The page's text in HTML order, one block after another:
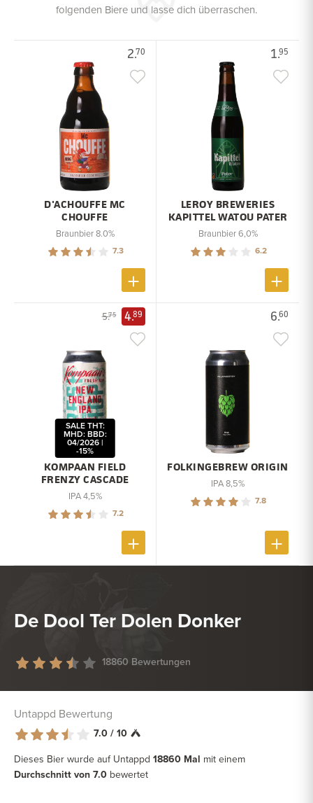
folgenden Biere und lasse dich überraschen.
2.70
D'ACHOUFFE MC
CHOUFFE
Braunbier 8.0%
7.3
1.95
LEROY BREWERIES
KAPITTEL WATOU PATER
Braunbier 6,0%
6.2
5.75 4.89
KOMPAAN FIELD
FRENZY CASCADE
SALE THT:
MHD: BBD:
04/2026 |
-15%
IPA 4,5%
7.2
6.60
FOLKINGEBREW ORIGIN
IPA 8,5%
7.8
De Dool Ter Dolen Donker
18860 Bewertungen
Untappd Bewertung
7.0 / 10
Dieses Bier wurde auf Untappd 18860 Mal mit einem
Durchschnitt von 7.0 bewertet